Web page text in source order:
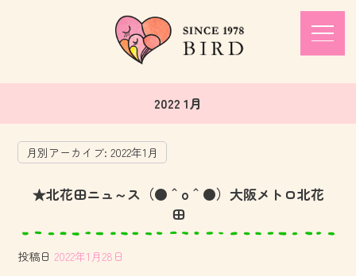
2022 1月
月別アーカイブ:2022年1月
★北花田ニュ～ス（●＾o＾●）大阪メトロ北花
田
投稿日 2022年1月28日